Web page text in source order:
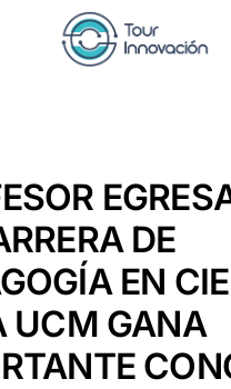
DE
EN
UCM GANA